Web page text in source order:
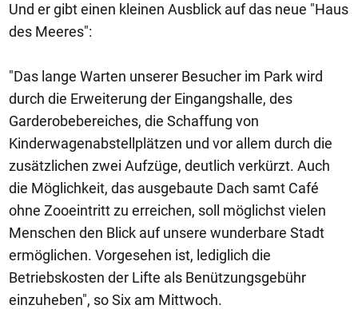
Und er gibt einen kleinen Ausblick auf das neue "Haus
des Meeres":
"Das lange Warten unserer Besucher im Park wird
durch die Erweiterung der Eingangshalle, des
Garderobebereiches, die Schaffung von
Kinderwagenabstellplätzen und vor allem durch die
zusätzlichen zwei Aufzüge, deutlich verkürzt. Auch
die Möglichkeit, das ausgebaute Dach samt Café
ohne Zooeintritt zu erreichen, soll möglichst vielen
Menschen den Blick auf unsere wunderbare Stadt
ermöglichen. Vorgesehen ist, lediglich die
Betriebskosten der Lifte als Benützungsgebühr
einzuheben", so Six am Mittwoch.